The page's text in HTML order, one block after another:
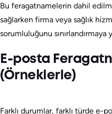
Bu feragatnamelerin dahil
sağlarken firma veya sağlık
sorumluluğunu sınırlandırmaya
E-posta
(Örneklerle)
Farklı durumlar, farklı türde e-